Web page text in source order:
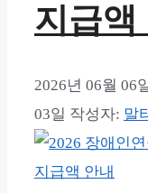
지급액
2026년 06월 06
03일 작성자: 말